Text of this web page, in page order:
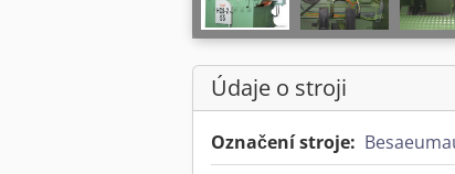
Údaje o stroji
Označení stroje: